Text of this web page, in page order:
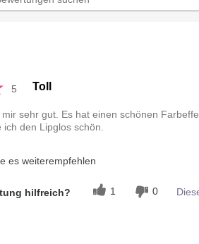
5 Toll
sehr gut. Es hat einen schönen
ich den Lipglos schön.
es weiterempfehlen
hilfreich? 1 0